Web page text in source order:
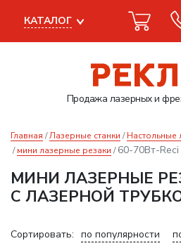
Продажа лазерныхи
КАТАЛОГ
Главная Лазерные станки
Настольные
мини лазерные резаки
60-70Вт-Reci
МИНИ ЛАЗЕРНЫЕ
С ЛАЗЕРНОЙ
Сортировать: по популярности